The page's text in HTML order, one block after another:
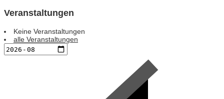
Veranstaltungen
Keine Veranstaltungen
alle Veranstaltungen